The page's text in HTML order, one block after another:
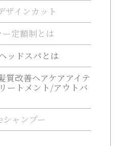
ザインカット
定額制とは
ッドスパとは
質改善ヘアケアアイテ
ートメント/アウトバ
ャンプー